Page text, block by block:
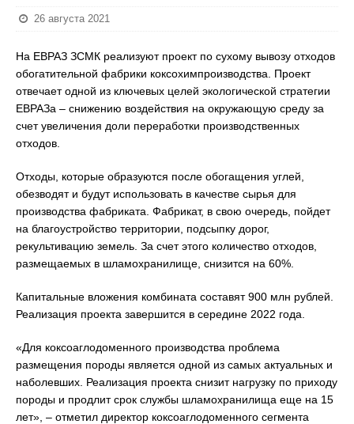
26 августа 2021
На ЕВРАЗ ЗСМК реализуют проект по сухому вывозу отходов
обогатительной фабрики коксохимпроизводства. Проект
отвечает одной из ключевых целей экологической стратегии
ЕВРАЗа – снижению воздействия на окружающую среду за
счет увеличения доли переработки производственных
отходов.
Отходы, которые образуются после обогащения углей,
обезводят и будут использовать в качестве сырья для
производства фабриката. Фабрикат, в свою очередь, пойдет
на благоустройство территории, подсыпку дорог,
рекультивацию земель. За счет этого количество отходов,
размещаемых в шламохранилище, снизится на 60%.
Капитальные вложения комбината составят 900 млн рублей.
Реализация проекта завершится в середине 2022 года.
«Для коксоаглодоменного производства проблема
размещения породы является одной из самых актуальных и
наболевших. Реализация проекта снизит нагрузку по приходу
породы и продлит срок службы шламохранилища еще на 15
лет», – отметил директор коксоаглодоменного сегмента